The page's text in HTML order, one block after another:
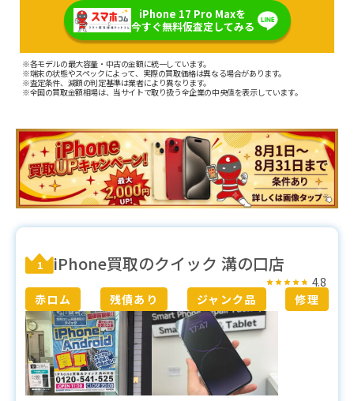
iPhone 17 Pro Maxを
今すぐ無料仮査定してみる
※各モデルの最大容量・中古の金額に統一しています。
※端末の状態やスペックによって、実際の買取価格は異なる場合があります。
※査定条件、減額の判定基準は業者により異なります。
※全国の買取金額相場は、当サイトで取り扱う全企業の中央値を表示しています。
1 iPhone買取のクイック 溝の口店
赤ロム 残債あり ジャンク品 修理
4.8